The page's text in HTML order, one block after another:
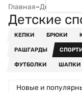
Главная–Детям
Детские
КЕПКИ БРЮКИ
РАШГАРДЫ
ФУТБОЛКИ ШАПКИ
Новые и